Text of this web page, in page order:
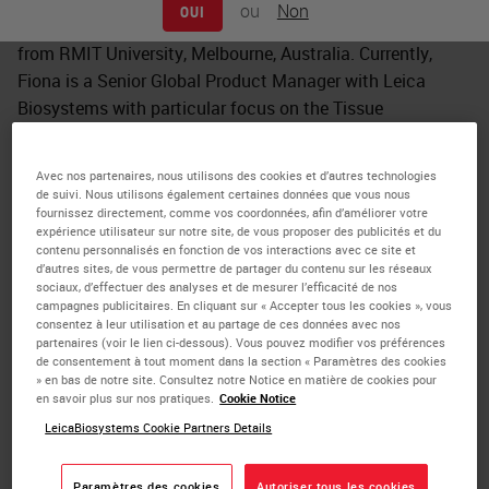
OUI ou Non
Fiona holds a Bachelor of Applied Science (Med.Science)
from RMIT University, Melbourne, Australia. Currently,
Fiona is a Senior Global Product Manager with Leica
Biosystems with particular focus on the Tissue
a fast-paced, clinical laboratory-based role in Melbourne,
Australia where she held positions of increasing
responsibility up to Laboratory Management, before
moving to Vision Biosystems as Laboratory Manager with
oversite of scientific staff involved in R&D for the BOND,
CEREBRO and PELORIS systems, Verification and
Validation activities, Production and Field Application
Support. Fiona then moved into the commercial area
involvement in the product development lifecycle from
ideation to product development, product marketing and
commercialization. Fiona has been actively involved in
Avec nos partenaires, nous utilisons des cookies et d’autres technologies
de suivi. Nous utilisons également certaines données que vous nous
fournissez directement, comme vos coordonnées, afin d’améliorer votre
expérience utilisateur sur notre site, de vous proposer des publicités et du
contenu personnalisés en fonction de vos interactions avec ce site et
d’autres sites, de vous permettre de partager du contenu sur les réseaux
sociaux, d’effectuer des analyses et de mesurer l’efficacité de nos
campagnes publicitaires. En cliquant sur « Accepter tous les cookies », vous
consentez à leur utilisation et au partage de ces données avec nos
partenaires (voir le lien ci-dessous). Vous pouvez modifier vos préférences
de consentement à tout moment dans la section « Paramètres des cookies
» en bas de notre site. Consultez notre Notice en matière de cookies pour
en savoir plus sur nos pratiques.
Cookie Notice
LeicaBiosystems Cookie Partners Details